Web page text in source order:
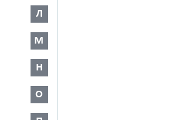
Л
М
Н
О